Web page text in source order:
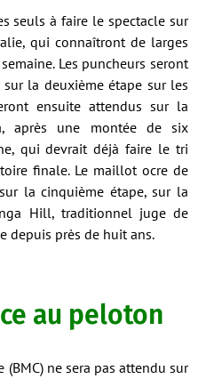
seuls à faire le spectacle sur
qui connaîtront de larges
Les puncheurs seront
la deuxième étape sur les
ensuite attendus sur la
après une montée de six
qui devrait déjà faire le tri
finale. Le maillot ocre de
la cinquième étape, sur la
Hill, traditionnel juge de
depuis près de huit ans.
au peloton
ne sera pas attendu sur